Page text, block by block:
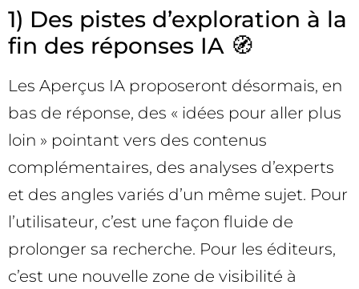
1) Des pistes d’exploration à la
fin des réponses IA 🧭
Les Aperçus IA proposeront désormais, en
bas de réponse, des « idées pour aller plus
loin » pointant vers des contenus
complémentaires, des analyses d’experts
et des angles variés d’un même sujet. Pour
l’utilisateur, c’est une façon fluide de
prolonger sa recherche. Pour les éditeurs,
c’est une nouvelle zone de visibilité à